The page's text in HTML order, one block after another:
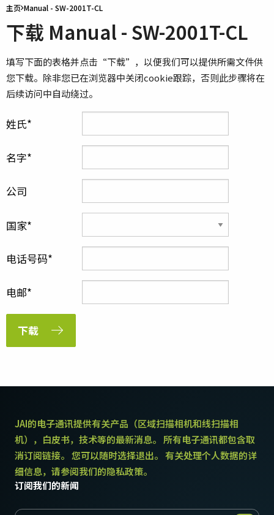
主页 Manual - SW-2001T-CL
下载 Manual - SW-2001T-CL
填写下面的表格并点击“下载”，以便我们可以提供所需文件供
您下载。除非您已在浏览器中关闭cookie跟踪，否则此步骤将在
后续访问中自动绕过。
姓氏
名字
公司
国家
电话号码
电邮
下载
JAI的电子通讯提供有关产品（区域扫描相机和线扫描相
机），白皮书，技术等的最新消息。 所有电子通讯都包含取
消订阅链接。 您可以随时选择退出。 有关处理个人数据的详
细信息，请参阅我们的隐私政策。
订阅我们的新闻